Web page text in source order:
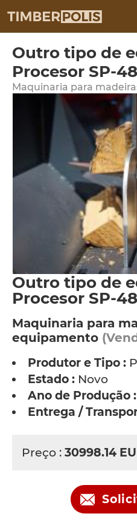
Outro tipo de
Procesor SP-
Maquinaria para
Outro tipo de
Procesor SP-
Maquinaria para
equipamento
Produtor e Tipo :
Estado : Novo
Ano de Produção :
Entrega /
Preço : 30998.14